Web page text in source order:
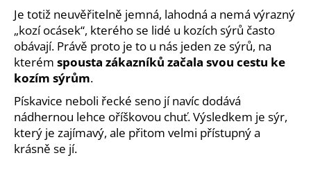
Je totiž neuvěřitelně jemná, lahodná a nemá výrazný
„kozí ocásek“, kterého se lidé u kozích sýrů často
obávají. Právě proto je to u nás jeden ze sýrů, na
kterém spousta zákazníků začala svou cestu ke
kozím sýrům.
Pískavice neboli řecké seno jí navíc dodává
nádhernou lehce oříškovou chuť. Výsledkem je sýr,
který je zajímavý, ale přitom velmi přístupný a
krásně se jí.
HLEDAT
D
o
p
o